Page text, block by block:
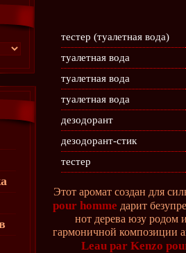
тестер (туалетная вода)
туалетная вода
туалетная вода
туалетная вода
дезодорант
дезодорант-стик
тестер
Этот аромат создан для
pour homme дарит
нот дерева юзу родом
гармоничной композиции
Leau par Kenzo